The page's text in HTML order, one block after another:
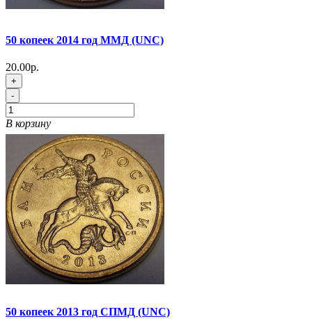
50 копеек 2014 год ММД (UNC)
20.00р.
+
-
В корзину
50 копеек 2013 год СПМД (UNC)